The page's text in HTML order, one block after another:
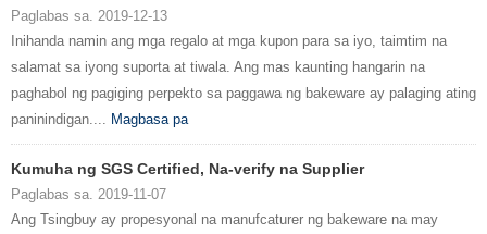
Paglabas sa. 2019-12-13
Inihanda namin ang mga regalo at mga kupon para sa iyo, taimtim na
salamat sa iyong suporta at tiwala. Ang mas kaunting hangarin na
paghabol ng pagiging perpekto sa paggawa ng bakeware ay palaging ating
paninindigan.... Magbasa pa
Kumuha ng SGS Certified, Na-verify na Supplier
Paglabas sa. 2019-11-07
Ang Tsingbuy ay propesyonal na manufcaturer ng bakeware na may